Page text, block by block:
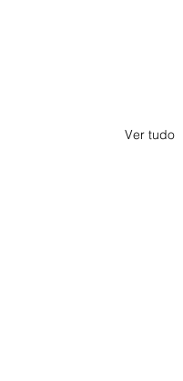
Ver tudo